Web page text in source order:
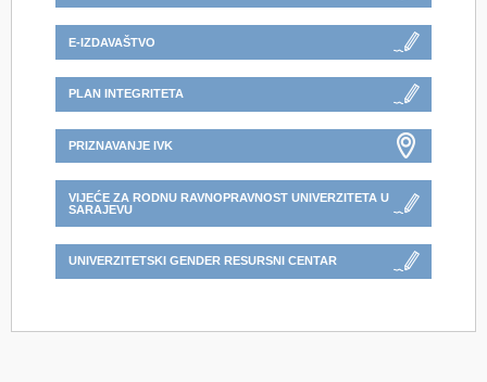
E-IZDAVAŠTVO
PLAN INTEGRITETA
PRIZNAVANJE IVK
VIJEĆE ZA RODNU RAVNOPRAVNOST UNIVERZITETA U
SARAJEVU
UNIVERZITETSKI GENDER RESURSNI CENTAR